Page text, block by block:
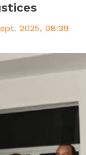
d’intégration
Classement
2025, 08:39